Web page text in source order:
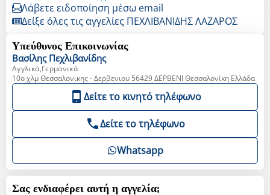
Λάβετε ειδοποίηση μέσω email
Δείξε όλες τις αγγελίες ΠΕΧΛΙΒΑΝΙΔΗΣ ΛΑΖΑΡΟΣ
Υπεύθυνος Επικοινωνίας
Βασίλης Πεχλιβανίδης
Αγγλικά,Γερμανικά
10o χλμ Θεσσαλονικης - Δερβενιου 56429 ΔΕΡΒΕΝΙ Θεσσαλονίκη Ελλάδα
Δείτε το κινητό τηλέφωνο
Δείτε το τηλέφωνο
Whatsapp
Σας ενδιαφέρει αυτή η αγγελία;